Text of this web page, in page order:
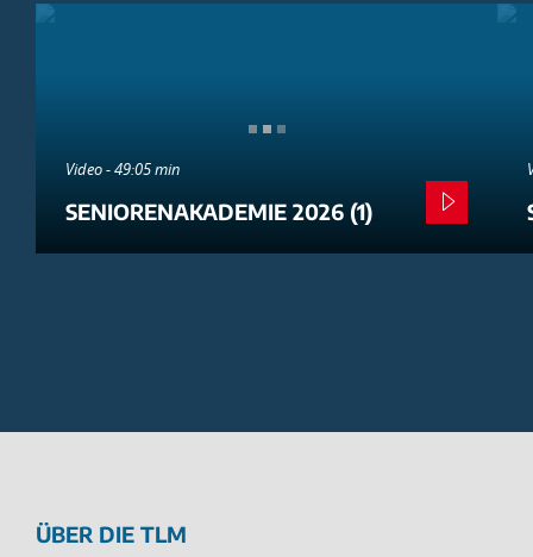
Video - 49:05 min
SENIORENAKADEMIE 2026 (1)
ÜBER DIE TLM